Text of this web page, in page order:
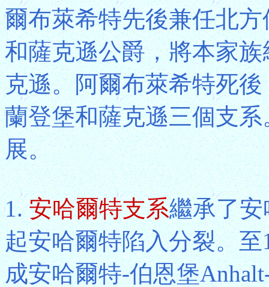
爾布萊希特先後兼任北
和薩克遜公爵，將本家
克遜。阿爾布萊希特死
蘭登堡和薩克遜三個支
展。
1.安哈爾特支系繼承了
起安哈爾特陷入分裂。
成安哈爾特-伯恩堡